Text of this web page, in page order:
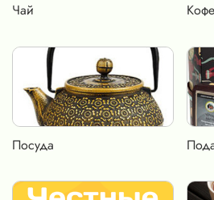
Чай Кофе
Посуда